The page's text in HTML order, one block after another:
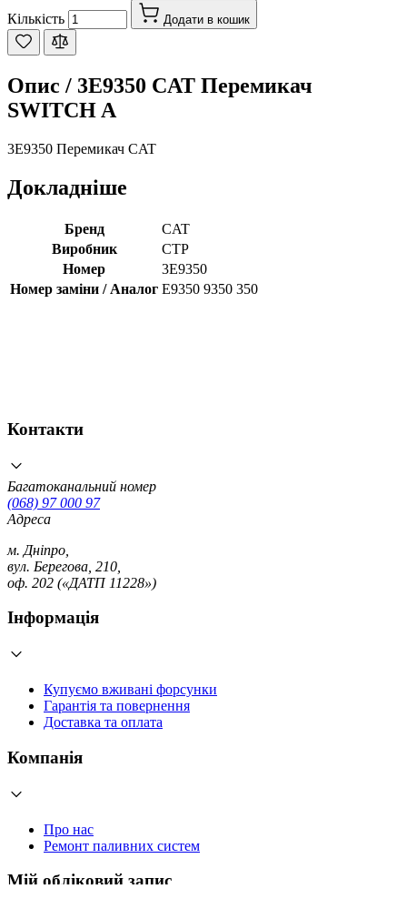
Кількість Додати в кошик
Опис / 3E9350 CAT Перемикач
SWITCH A
3E9350 Перемикач CAT
Докладніше
Бренд
CAT
Виробник
CTP
Номер
3E9350
Номер заміни / Аналог E9350 9350 350
Контакти
Багатоканальний номер
(068) 97 000 97
Адреса
м. Дніпро,
вул. Берегова, 210,
оф. 202 («ДАТП 11228»)
Інформація
Купуємо вживані форсунки
Гарантія та повернення
Доставка та оплата
Компанія
Про нас
Ремонт паливних систем
Мій обліковий запис